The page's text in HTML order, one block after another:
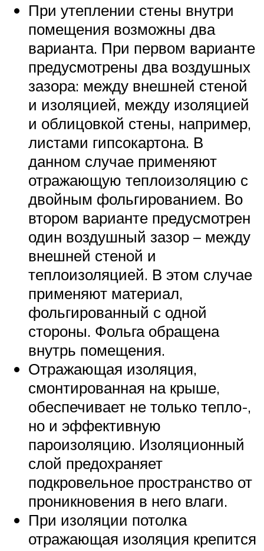
При утеплении стены внутри
помещения возможны два
варианта. При первом варианте
предусмотрены два воздушных
зазора: между внешней стеной
и изоляцией, между изоляцией
и облицовкой стены, например,
листами гипсокартона. В
данном случае применяют
отражающую теплоизоляцию с
двойным фольгированием. Во
втором варианте предусмотрен
один воздушный зазор – между
внешней стеной и
теплоизоляцией. В этом случае
применяют материал,
фольгированный с одной
стороны. Фольга обращена
внутрь помещения.
Отражающая изоляция,
смонтированная на крыше,
обеспечивает не только тепло-,
но и эффективную
пароизоляцию. Изоляционный
слой предохраняет
подкровельное пространство от
проникновения в него влаги.
При изоляции потолка
отражающая изоляция крепится